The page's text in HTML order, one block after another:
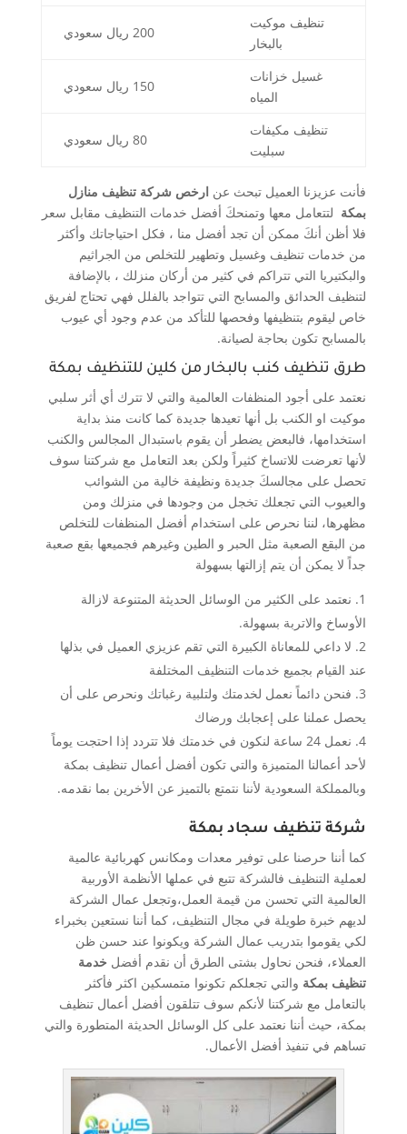
تنظيف موكيت
بالبخار
200 ريال سعودي
غسيل خزانات
المياه
150 ريال سعودي
تنظيف مكيفات
سبليت
80 ريال سعودي
فأنت عزيزنا العميل تبحث عن ارخص شركة تنظيف منازل
بمكة لتتعامل معها وتمنحكَ أفضل خدمات التنظيف مقابل سعر
فلا أظن أنكَ ممكن أن تجد أفضل منا ، فكل احتياجاتك وأكثر
من خدمات تنظيف وغسيل وتطهير للتخلص من الجراثيم
والبكتيريا التي تتراكم في كثير من أركان منزلك ، بالإضافة
لتنظيف الحدائق والمسابح التي تتواجد بالفلل فهي تحتاج لفريق
خاص ليقوم بتنظيفها وفحصها للتأكد من عدم وجود أي عيوب
بالمسابح تكون بحاجة لصيانة.
طرق تنظيف كنب بالبخار من كلين للتنظيف بمكة
نعتمد على أجود المنظفات العالمية والتي لا تترك أي أثر سلبي
موكيت او الكنب بل أنها تعيدها جديدة كما كانت منذ بداية
استخدامها، فالبعض يضطر أن يقوم باستبدال المجالس والكنب
لأنها تعرضت للاتساخ كثيراً ولكن بعد التعامل مع شركتنا سوف
تحصل على مجالسكَ جديدة ونظيفة خالية من الشوائب
والعيوب التي تجعلك تخجل من وجودها في منزلك ومن
مظهرها، لننا نحرص على استخدام أفضل المنظفات للتخلص
من البقع الصعبة مثل الحبر و الطين وغيرهم فجميعها بقع صعبة
جداً لا يمكن أن يتم إزالتها بسهولة
نعتمد على الكثير من الوسائل الحديثة المتنوعة لازالة
الأوساخ والاتربة بسهولة.
لا داعي للمعاناة الكبيرة التي تقم عزيزي العميل في بذلها
عند القيام بجميع خدمات التنظيف المختلفة
فنحن دائماً نعمل لخدمتك ولتلبية رغباتك ونحرص على أن
يحصل عملنا على إعجابك ورضاك
نعمل 24 ساعة لنكون في خدمتك فلا تتردد إذا احتجت يوماً
لأحد أعمالنا المتميزة والتي تكون أفضل أعمال تنظيف بمكة
وبالمملكة السعودية لأننا نتمتع بالتميز عن الأخرين بما نقدمه.
شركة تنظيف سجاد بمكة
كما أننا حرصنا على توفير معدات ومكانس كهربائية عالمية
لعملية التنظيف فالشركة تتبع في عملها الأنظمة الأوربية
العالمية التي تحسن من قيمة العمل،وتجعل عمال الشركة
لديهم خبرة طويلة في مجال التنظيف، كما أننا نستعين بخبراء
لكي يقوموا بتدريب عمال الشركة ويكونوا عند حسن ظن
العملاء، فنحن نحاول بشتى الطرق أن نقدم أفضل خدمة
تنظيف بمكة والتي تجعلكم تكونوا متمسكين اكثر فأكثر
بالتعامل مع شركتنا لأنكم سوف تتلقون أفضل أعمال تنظيف
بمكة، حيث أننا نعتمد على كل الوسائل الحديثة المتطورة والتي
تساهم في تنفيذ أفضل الأعمال.